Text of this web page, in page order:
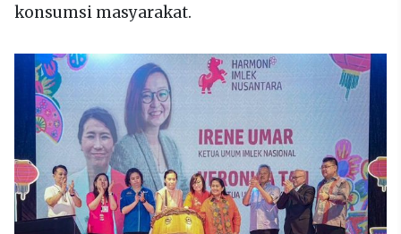
konsumsi masyarakat.